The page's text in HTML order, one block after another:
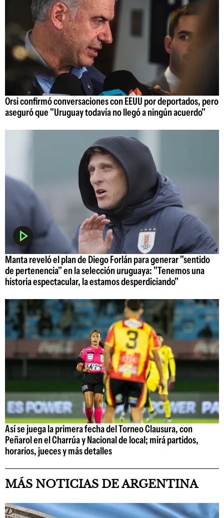
Orsi confirmó conversaciones con EEUU por deportados, pero
aseguró que "Uruguay todavía no llegó a ningún acuerdo"
Manta reveló el plan de Diego Forlán para generar "sentido
de pertenencia" en la selección uruguaya: "Tenemos una
historia espectacular, la estamos desperdiciando"
Así se juega la primera fecha del Torneo Clausura, con
Peñarol en el Charrúa y Nacional de local; mirá partidos,
horarios, jueces y más detalles
MÁS NOTICIAS DE ARGENTINA